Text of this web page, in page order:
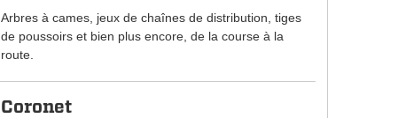
Arbres à cames, jeux de chaînes de distribution, tiges
de poussoirs et bien plus encore, de la course à la
route.
Coronet